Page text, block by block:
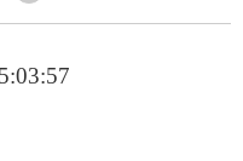
孜自治州阿图